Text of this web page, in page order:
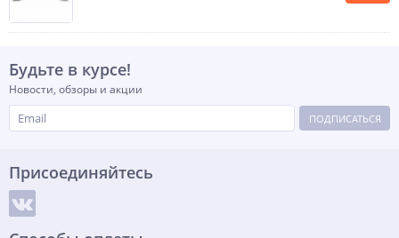
Будьте в курсе!
Новости, обзоры и акции
ПОДПИСАТЬСЯ
Присоединяйтесь